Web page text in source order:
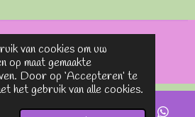
van cookies om uw
op maat gemaakte
Door op ‘Accepteren’ te
het gebruik van alle cookies.